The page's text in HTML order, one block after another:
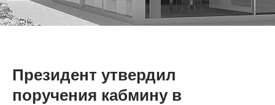
Президент утвердил
поручения кабмину в